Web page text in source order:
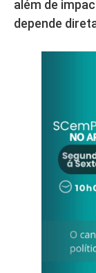
além de
depende